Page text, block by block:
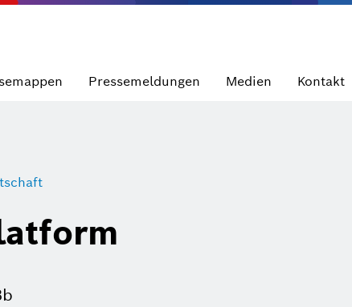
Pressemeldungen Medien Kontakt